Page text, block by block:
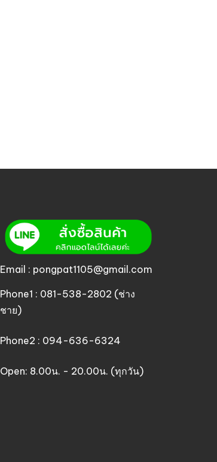
Email : pongpat1105@gmail.com
Phone1 : 081-538-2802 (ช่าง
ชาย)
Phone2 : 094-636-6324
Open: 8.00น. - 20.00น. (ทุกวัน)